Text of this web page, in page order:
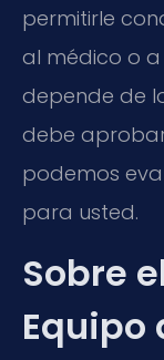
permitirle
al médico o a
depende de
debe
podemos
para usted.
Sobre
Equipo